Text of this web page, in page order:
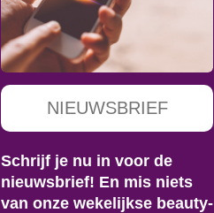
NIEUWSBRIEF
Schrijf je nu in voor de
nieuwsbrief! En mis niets
van onze wekelijkse beauty-